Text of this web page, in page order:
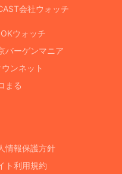
会社ウォッチ
ウォッチ
バーゲンマニア
ンネット
まる
情報保護方針
ト利用規約